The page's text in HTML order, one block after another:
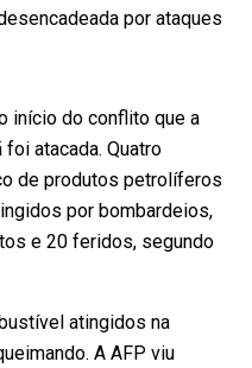
por ataques
início do conflito que a
atacada. Quatro
de produtos petrolíferos
por bombardeios,
e 20 feridos, segundo
atingidos na
A AFP viu